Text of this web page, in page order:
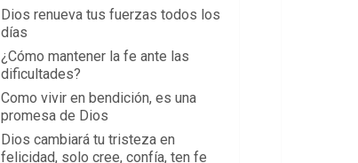
Dios renueva tus fuerzas todos los
días
¿Cómo mantener la fe ante las
dificultades?
Como vivir en bendición, es una
promesa de Dios
Dios cambiará tu tristeza en
felicidad, solo cree, confía, ten fe